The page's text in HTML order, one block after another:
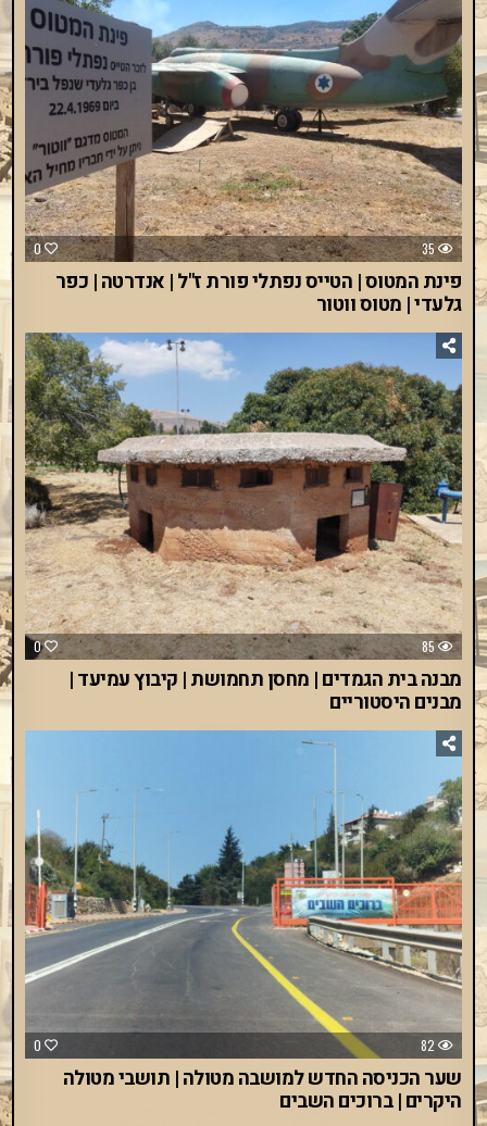
0 35
פינת המטוס | הטייס נפתלי פורת ז"ל | אנדרטה | כפר
גלעדי | מטוס ווטור
0 85
מבנה בית הגמדים | מחסן תחמושת | קיבוץ עמיעד |
מבנים היסטוריים
0 82
שער הכניסה החדש למושבה מטולה | תושבי מטולה
היקרים | ברוכים השבים